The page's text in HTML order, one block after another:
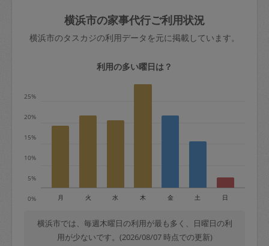
依頼者不在による当日キャンセル＝依頼
金額の100%＋交通費全額
※例：依頼日時／土曜日午前9時開始の場
50%
金曜日9時～土曜日8時まで＝依頼金額の
＋交通費全額
依頼者不在による当日キャンセル＝依頼
金額の100%＋交通費全額
きた場合は損害保険の対象外となるので
ご注意ください。
玉、など
あわせてこちらも参照ください：初めて
はありますか？
横浜市の家事代行ご利用状況
横浜市のタスカジの利用データを元に掲載しています。
利用の多い曜日は？
0%
5%
10%
15%
20%
25%
月 火 水 木 金 土 日
横浜市では、毎週木曜日の利用が最も多く、日曜日の利
用が少ないです。(2026/08/07 時点での更新)